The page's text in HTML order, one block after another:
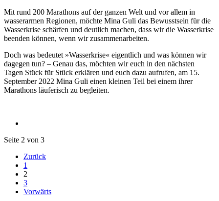
Mit rund 200 Marathons auf der ganzen Welt und vor allem in
wasserarmen Regionen, möchte Mina Guli das Bewusstsein für die
Wasserkrise schärfen und deutlich machen, dass wir die Wasserkrise
beenden können, wenn wir zusammenarbeiten.
Doch was bedeutet »Wasserkrise« eigentlich und was können wir
dagegen tun? – Genau das, möchten wir euch in den nächsten
Tagen Stück für Stück erklären und euch dazu aufrufen, am 15.
September 2022 Mina Guli einen kleinen Teil bei einem ihrer
Marathons läuferisch zu begleiten.
Seite 2 von 3
Zurück
1
2
3
Vorwärts